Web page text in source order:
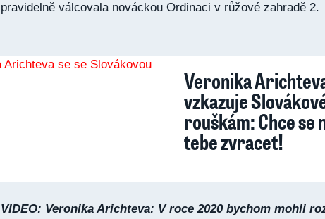
pravidelně válcovala nováckou Ordinaci v růžové zahradě 2.
Veronika
vzkazuje
rouškám: Chce se
tebe zvracet!
VIDEO: Veronika Arichteva: V roce 2020 bychom mohli